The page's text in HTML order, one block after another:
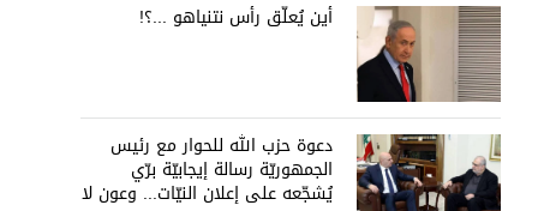
أين يُعلّق رأس نتنياهو ...؟!
دعوة حزب الله للحوار مع رئيس
الجمهوريّة رسالة إيجابيّة برّي
يُشجّعه على إعلان النيّات... وعون لا